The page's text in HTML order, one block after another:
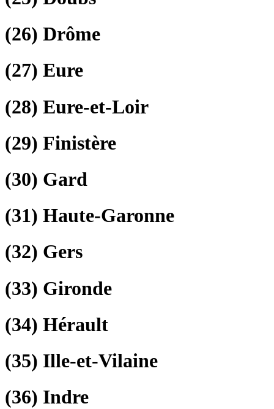
(26) Drôme
(27) Eure
(28) Eure-et-Loir
(29) Finistère
(30) Gard
(31) Haute-Garonne
(32) Gers
(33) Gironde
(34) Hérault
(35) Ille-et-Vilaine
(36) Indre